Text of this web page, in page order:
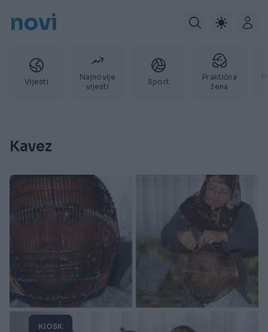
novi
Vijesti
Najnovije
vijesti
Sport
Praktična
žena
Kavez
KIOSK